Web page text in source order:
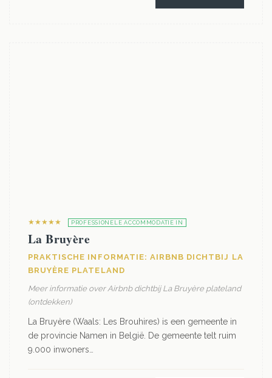
★★★★★ PROFESSIONELE ACCOMMODATIE IN
La Bruyère
PRAKTISCHE INFORMATIE: AIRBNB DICHTBIJ LA
BRUYÈRE PLATELAND
Meer informatie over Airbnb dichtbij La Bruyère plateland
(ontdekken)
La Bruyère (Waals: Les Brouhires) is een gemeente in
de provincie Namen in België. De gemeente telt ruim
9.000 inwoners…